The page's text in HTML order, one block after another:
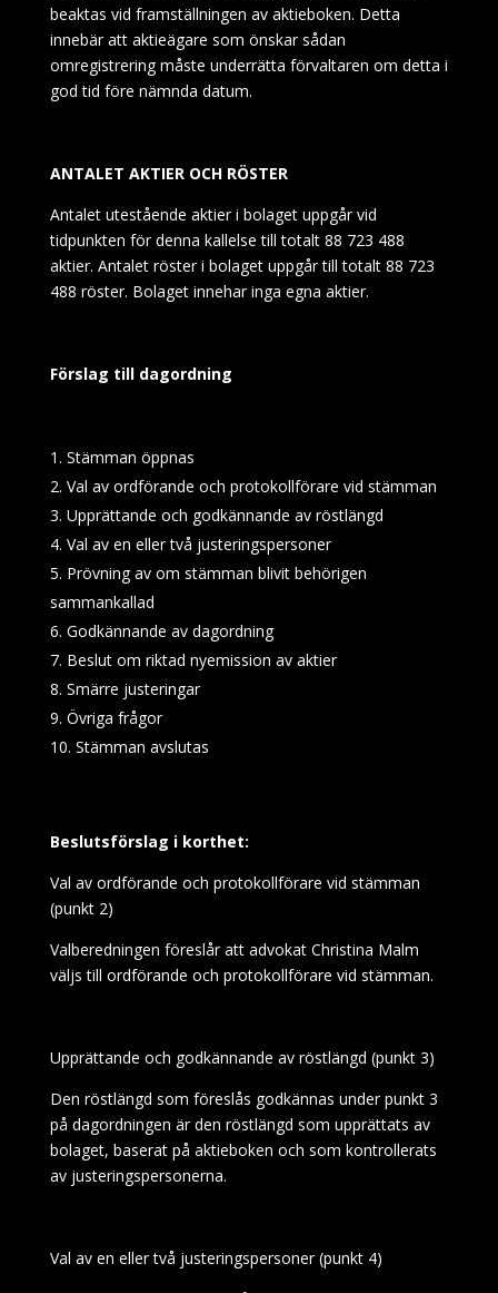
beaktas vid framställningen av aktieboken. Detta
innebär att aktieägare som önskar sådan
omregistrering måste underrätta förvaltaren om detta i
god tid före nämnda datum.
ANTALET AKTIER OCH RÖSTER
Antalet utestående aktier i bolaget uppgår vid
tidpunkten för denna kallelse till totalt 88 723 488
aktier. Antalet röster i bolaget uppgår till totalt 88 723
488 röster. Bolaget innehar inga egna aktier.
Förslag till dagordning
Stämman öppnas
Val av ordförande och protokollförare vid stämman
Upprättande och godkännande av röstlängd
Val av en eller två justeringspersoner
Prövning av om stämman blivit behörigen
sammankallad
Godkännande av dagordning
Beslut om riktad nyemission av aktier
Smärre justeringar
Övriga frågor
Stämman avslutas
Beslutsförslag i korthet:
Val av ordförande och protokollförare vid stämman
(punkt 2)
Valberedningen föreslår att advokat Christina Malm
väljs till ordförande och protokollförare vid stämman.
Upprättande och godkännande av röstlängd (punkt 3)
Den röstlängd som föreslås godkännas under punkt 3
på dagordningen är den röstlängd som upprättats av
bolaget, baserat på aktieboken och som kontrollerats
av justeringspersonerna.
Val av en eller två justeringspersoner (punkt 4)